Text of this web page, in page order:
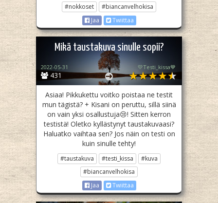
#nokkoset
#biancanvelhokisa
Jaa
Twiittaa
Mikä taustakuva sinulle sopii?
431
2022-05-31 💛Testi_kissa💙
Asiaa! Pikkukettu voitko poistaa ne testit
mun tägistä? + Kisani on peruttu, sillä siinä
on vain yksi osallustuja😢! Sitten kerron
testistä! Oletko kyllästynyt taustakuvaasi?
Haluatko vaihtaa sen? Jos näin on testi on
kuin sinulle tehty!
#taustakuva #testi_kissa
#kuva
#biancanvelhokisa
Jaa
Twiittaa